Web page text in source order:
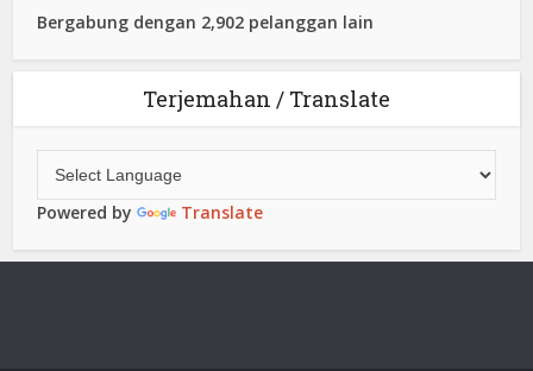
Bergabung dengan 2,902 pelanggan lain
Terjemahan / Translate
Powered by Translate